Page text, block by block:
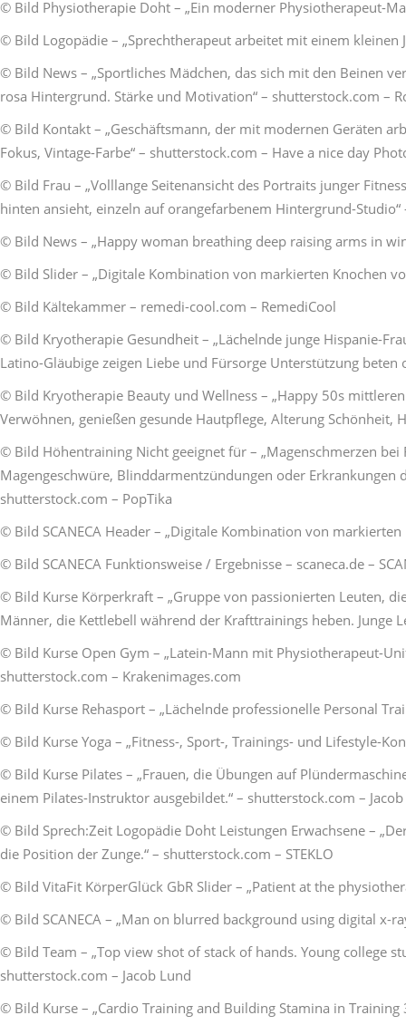
© Bild Physiotherapie Doht – „Ein moderner Physiotherapeut-
© Bild Logopädie – „Sprechtherapeut arbeitet mit einem kleinen
© Bild News – „Sportliches Mädchen, das sich mit den Beinen
rosa Hintergrund. Stärke und Motivation“ – shutterstock.com –
© Bild Kontakt – „Geschäftsmann, der mit modernen Geräten
Fokus, Vintage-Farbe“ – shutterstock.com – Have a nice day
© Bild Frau – „Volllange Seitenansicht des Portraits junger
hinten ansieht, einzeln auf orangefarbenem Hintergrund-
© Bild News – „Happy woman breathing deep raising arms in
© Bild Slider – „Digitale Kombination von markierten Knochen
© Bild Kältekammer – remedi-cool.com – RemediCool
© Bild Kryotherapie Gesundheit – „Lächelnde junge Hispanie-
Latino-Gläubige zeigen Liebe und Fürsorge Unterstützung
© Bild Kryotherapie Beauty und Wellness – „Happy 50s
Verwöhnen, genießen gesunde Hautpflege, Alterung Schönheit,
© Bild Höhentraining Nicht geeignet für – „Magenschmerzen
Magengeschwüre, Blinddarmentzündungen oder Erkrankungen
shutterstock.com – PopTika
© Bild SCANECA Header – „Digitale Kombination von
© Bild SCANECA Funktionsweise / Ergebnisse – scaneca.de –
© Bild Kurse Körperkraft – „Gruppe von passionierten Leuten,
Männer, die Kettlebell während der Krafttrainings heben. Junge
© Bild Kurse Open Gym – „Latein-Mann mit Physiotherapeut-
shutterstock.com – Krakenimages.com
© Bild Kurse Rehasport – „Lächelnde professionelle Personal
© Bild Kurse Yoga – „Fitness-, Sport-, Trainings- und Lifestyle-
© Bild Kurse Pilates – „Frauen, die Übungen auf
einem Pilates-Instruktor ausgebildet.“ – shutterstock.com –
© Bild Sprech:Zeit Logopädie Doht Leistungen Erwachsene –
die Position der Zunge.“ – shutterstock.com – STEKLO
© Bild VitaFit KörperGlück GbR Slider – „Patient at the
© Bild SCANECA – „Man on blurred background using digital
© Bild Team – „Top view shot of stack of hands. Young college
shutterstock.com – Jacob Lund
© Bild Kurse – „Cardio Training and Building Stamina in